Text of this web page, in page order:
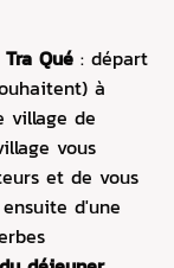
Qué : départ
à
village de
vous
et de vous
d'une